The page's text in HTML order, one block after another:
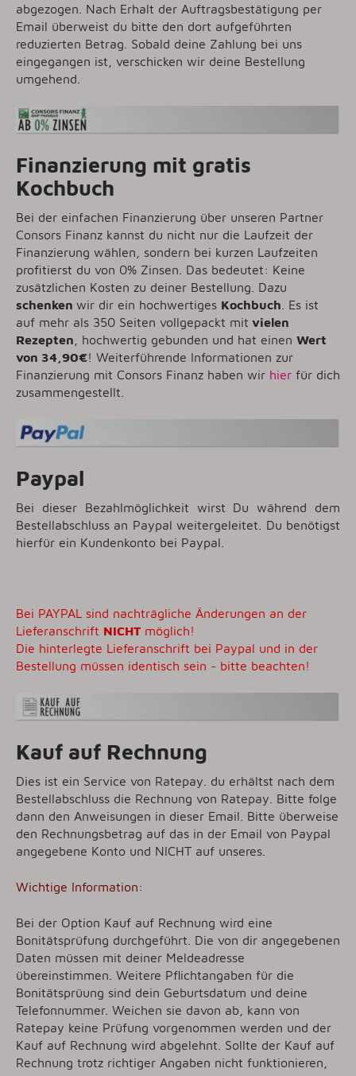
abgezogen. Nach Erhalt der Auftragsbestätigung per
Email überweist du bitte den dort aufgeführten
reduzierten Betrag. Sobald deine Zahlung bei uns
eingegangen ist, verschicken wir deine Bestellung
umgehend.
Finanzierung mit gratis
Kochbuch
Bei der einfachen Finanzierung über unseren Partner
Consors Finanz kannst du nicht nur die Laufzeit der
Finanzierung wählen, sondern bei kurzen Laufzeiten
profitierst du von 0% Zinsen. Das bedeutet: Keine
zusätzlichen Kosten zu deiner Bestellung. Dazu
schenken wir dir ein hochwertiges Kochbuch . Es ist
auf mehr als 350 Seiten vollgepackt mit vielen
Rezepten , hochwertig gebunden und hat einen Wert
von 34,90€! Weiterführende Informationen zur
Finanzierung mit Consors Finanz haben wir hier für dich
zusammengestellt.
Paypal
Bei dieser Bezahlmöglichkeit wirst Du während dem
Bestellabschluss an Paypal weitergeleitet. Du benötigst
hierfür ein Kundenkonto bei Paypal.
Bei PAYPAL sind nachträgliche Änderungen an der
Lieferanschrift NICHT möglich!
Die hinterlegte Lieferanschrift bei Paypal und in der
Bestellung müssen identisch sein - bitte beachten!
Kauf auf Rechnung
Dies ist ein Service von Ratepay. du erhältst nach dem
Bestellabschluss die Rechnung von Ratepay. Bitte folge
dann den Anweisungen in dieser Email. Bitte überweise
den Rechnungsbetrag auf das in der Email von Paypal
angegebene Konto und NICHT auf unseres.
Wichtige Information:
Bei der Option Kauf auf Rechnung wird eine
Bonitätsprüfung durchgeführt. Die von dir angegebenen
Daten müssen mit deiner Meldeadresse
übereinstimmen. Weitere Pflichtangaben für die
Bonitätsprüung sind dein Geburtsdatum und deine
Telefonnummer. Weichen sie davon ab, kann von
Ratepay keine Prüfung vorgenommen werden und der
Kauf auf Rechnung wird abgelehnt. Sollte der Kauf auf
Rechnung trotz richtiger Angaben nicht funktionieren,